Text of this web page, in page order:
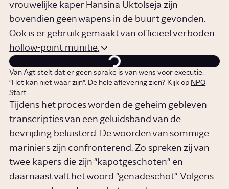
vrouwelijke kaper Hansina Uktolseja zijn
bovendien geen wapens in de buurt gevonden.
Ook is er gebruik gemaakt van officieel verboden
hollow-point munitie.
Van Agt stelt dat er geen sprake is van wens voor executie:
"Het kan niet waar zijn". De hele aflevering zien? Kijk op NPO
Start.
Tijdens het proces worden de geheim gebleven
transcripties van een geluidsband van de
bevrijding beluisterd. De woorden van sommige
mariniers zijn confronterend. Zo spreken zij van
twee kapers die zijn "kapotgeschoten" en
daarnaast valt het woord "genadeschot". Volgens